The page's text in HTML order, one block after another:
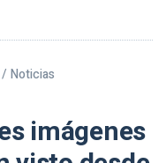
/ Noticias
imágenes